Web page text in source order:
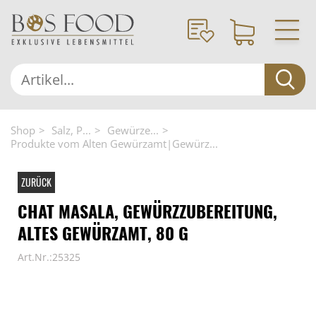
Shop Salz, P...
Gewürze...
Produkte vom Alten Gewürzamt|Gewürz...
ZURÜCK
CHAT MASALA, GEWÜRZZUBEREITUNG,
ALTES GEWÜRZAMT, 80 G
Art.Nr.:25325